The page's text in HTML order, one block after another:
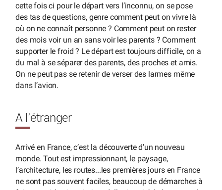
cette fois ci pour le départ vers l’inconnu, on se pose
des tas de questions, genre comment peut on vivre là
où on ne connaît personne ? Comment peut on rester
des mois voir un an sans voir les parents ? Comment
supporter le froid ? Le départ est toujours difficile, on a
du mal à se séparer des parents, des proches et amis.
On ne peut pas se retenir de verser des larmes même
dans l’avion.
A l’étranger
Arrivé en France, c’est la découverte d’un nouveau
monde. Tout est impressionnant, le paysage,
l’architecture, les routes...les premières jours en France
ne sont pas souvent faciles, beaucoup de démarches à